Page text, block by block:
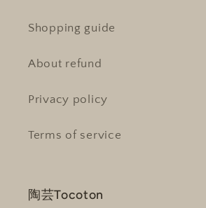
Shopping guide
About refund
Privacy policy
Terms of service
陶芸Tocoton